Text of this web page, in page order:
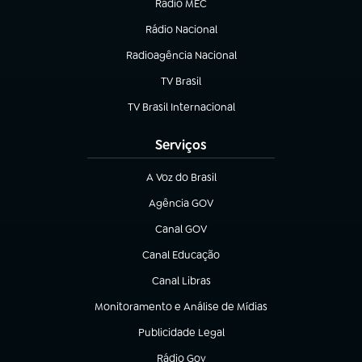
Rádio MEC
(abre em nova aba)
Rádio Nacional
Radioagência Nacional
(abre em nova aba)
TV Brasil
(abre em nova aba)
TV Brasil Internacional
(abre em nova aba)
Serviços
A Voz do Brasil
(abre em nova aba)
Agência GOV
(abre em nova aba)
Canal GOV
(abre em nova aba)
Canal Educação
(abre em nova aba)
Canal Libras
(abre em nova aba)
Monitoramento e Análise de Mídias
(abre em nova aba)
Publicidade Legal
(abre em nova aba)
Rádio Gov